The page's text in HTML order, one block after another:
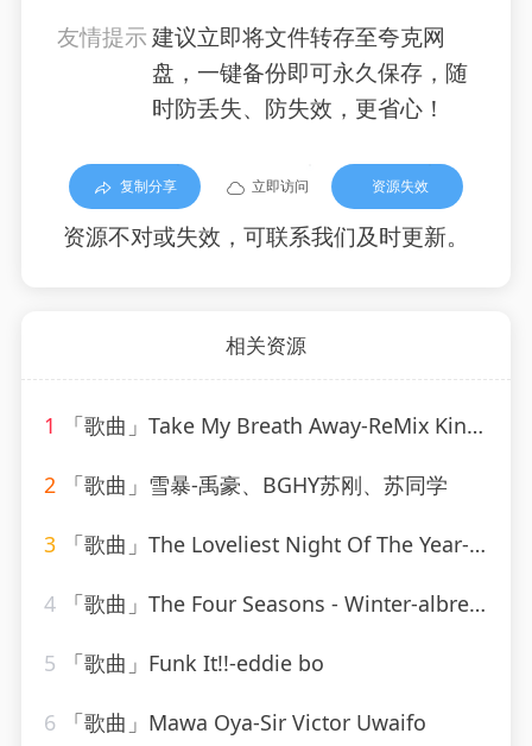
友情提示建议立即将文件转存至夸克网
盘，一键备份即可永久保存，随
时防丢失、防失效，更省心！
复制分享 立即访问 资源失效
资源不对或失效，可联系我们及时更新。
相关资源
1 「歌曲」Take My Breath Away-ReMix Kings
2 「歌曲」雪暴-禹豪、BGHY苏刚、苏同学
3 「歌曲」The Loveliest Night Of The Year-Linda Scott
4 「歌曲」The Four Seasons - Winter-albrecht mayer、The King&#39;s Singers
5 「歌曲」Funk It!!-eddie bo
6 「歌曲」Mawa Oya-Sir Victor Uwaifo